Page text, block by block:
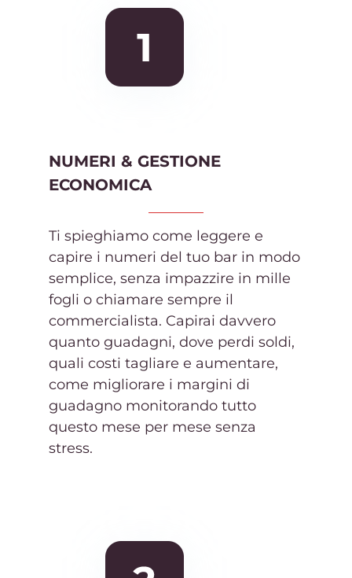
NUMERI & GESTIONE
ECONOMICA
Ti spieghiamo come leggere e
capire i numeri del tuo bar in modo
semplice, senza impazzire in mille
fogli o chiamare sempre il
commercialista. Capirai davvero
quanto guadagni, dove perdi soldi,
quali costi tagliare e aumentare,
come migliorare i margini di
guadagno monitorando tutto
questo mese per mese senza
stress.